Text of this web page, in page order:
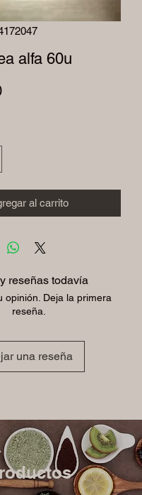
alfa 60u
Precio
al carrito
reseñas todavía
opinión. Deja la primera
reseña.
una reseña